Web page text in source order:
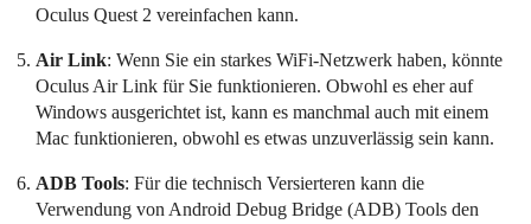
Oculus Quest 2 vereinfachen kann.
Air Link: Wenn Sie ein starkes WiFi-Netzwerk haben, könnte
Oculus Air Link für Sie funktionieren. Obwohl es eher auf
Windows ausgerichtet ist, kann es manchmal auch mit einem
Mac funktionieren, obwohl es etwas unzuverlässig sein kann.
ADB Tools: Für die technisch Versierteren kann die
Verwendung von Android Debug Bridge (ADB) Tools den